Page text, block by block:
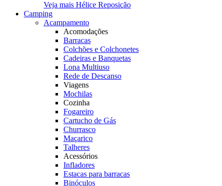
Veja mais Hélice Reposição
Camping
Acampamento
Acomodações
Barracas
Colchões e Colchonetes
Cadeiras e Banquetas
Lona Multiuso
Rede de Descanso
Viagens
Mochilas
Cozinha
Fogareiro
Cartucho de Gás
Churrasco
Maçarico
Talheres
Acessórios
Infladores
Estacas para barracas
Binóculos